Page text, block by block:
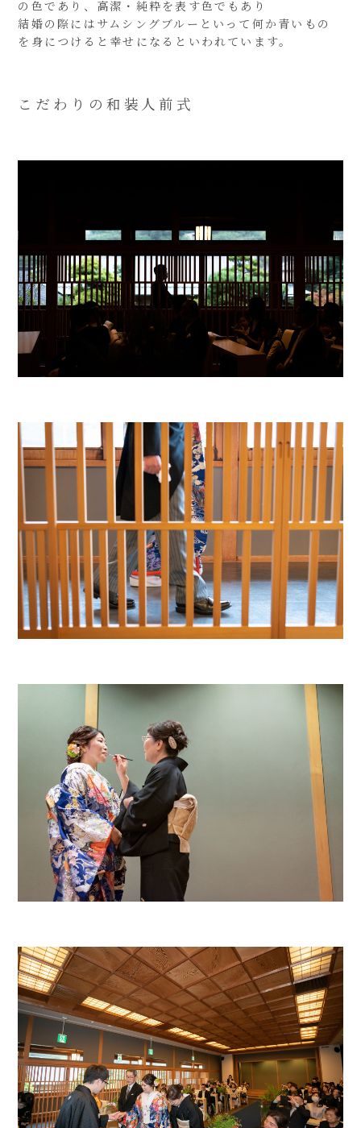
の色であり、高潔・純粋を表す色でもあり
結婚の際にはサムシングブルーといって何か青いもの
を身につけると幸せになるといわれています。
こだわりの和装人前式